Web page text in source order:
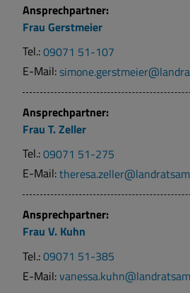
Ansprechpartner:
Frau Gerstmeier
Tel.:09071 51-107
E-Mail:
Ansprechpartner:
Frau T.Zeller
Tel.:09071 51-275
E-Mail:
Ansprechpartner:
Frau V. Kuhn
Tel.:09071 51-385
E-Mail: